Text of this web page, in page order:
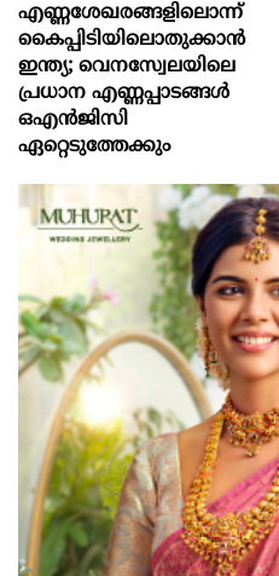
എണ്ണശേഖരങ്ങളിലൊന്ന്
കൈപ്പിടിയിലൊതുക്കാന്‍
ഇന്ത്യ; വെനസ്വേലയിലെ
പ്രധാന എണ്ണപ്പാടങ്ങള്‍
ഒഎന്‍ജിസി
ഏറ്റെടുത്തേക്കും